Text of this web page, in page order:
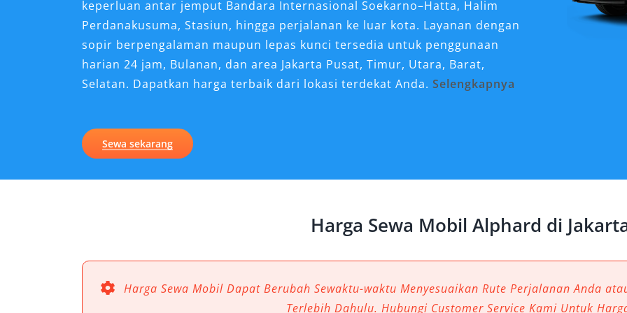
keperluan antar jemput Bandara Internasional Soekarno–Hatta, Halim
Perdanakusuma, Stasiun, hingga perjalanan ke luar kota. Layanan dengan
sopir berpengalaman maupun lepas kunci tersedia untuk penggunaan
harian 24 jam, Bulanan, dan area Jakarta Pusat, Timur, Utara, Barat,
Selatan. Dapatkan harga terbaik dari lokasi terdekat Anda.Selengkapnya
Jakarta
mobil ini menawarkan nilai lebih dibandingkan kendaraan MPV lainnya.
untuk digunakan di Jakarta:
1. Kenyamanan Interior Kelas Premium
Sewa sekarang
Harga Sewa Mobil Alphard di
Harga Sewa Mobil Dapat Berubah Sewaktu-waktu Menyesuaikan Rute Perjalanan Anda
Terlebih Dahulu. Hubungi Customer Service Kami Untuk